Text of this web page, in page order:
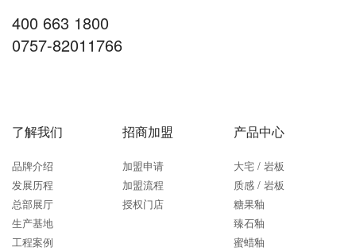
400 663 1800
0757-82011766
了解我们
品牌介绍
发展历程
总部展厅
生产基地
工程案例
招商加盟
加盟申请
加盟流程
授权门店
产品中心
大宅 / 岩板
质感 / 岩板
糖果釉
臻石釉
蜜蜡釉